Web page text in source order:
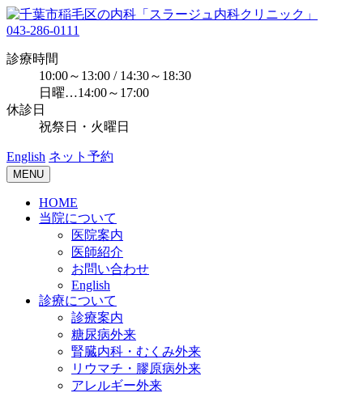
043-286-0111
診療時間
10:00～13:00 / 14:30～18:30
日曜…14:00～17:00
休診日
祝祭日・火曜日
English ネット予約
MENU
HOME
当院について
医院案内
医師紹介
お問い合わせ
English
診療について
診療案内
糖尿病外来
腎臓内科・むくみ外来
リウマチ・膠原病外来
アレルギー外来